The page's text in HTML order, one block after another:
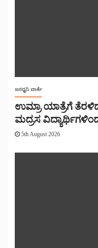
ಜನಧ್ವನಿ ವಾರ್ತೆ
ಉಮ್ರಾ ಯಾತ್ರೆಗೆ
ಮದ್ರಸ
5th August 2026